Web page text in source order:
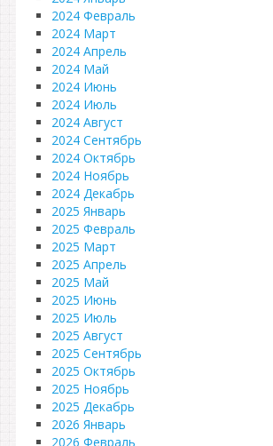
2024 Февраль
2024 Март
2024 Апрель
2024 Май
2024 Июнь
2024 Июль
2024 Август
2024 Сентябрь
2024 Октябрь
2024 Ноябрь
2024 Декабрь
2025 Январь
2025 Февраль
2025 Март
2025 Апрель
2025 Май
2025 Июнь
2025 Июль
2025 Август
2025 Сентябрь
2025 Октябрь
2025 Ноябрь
2025 Декабрь
2026 Январь
2026 Февраль